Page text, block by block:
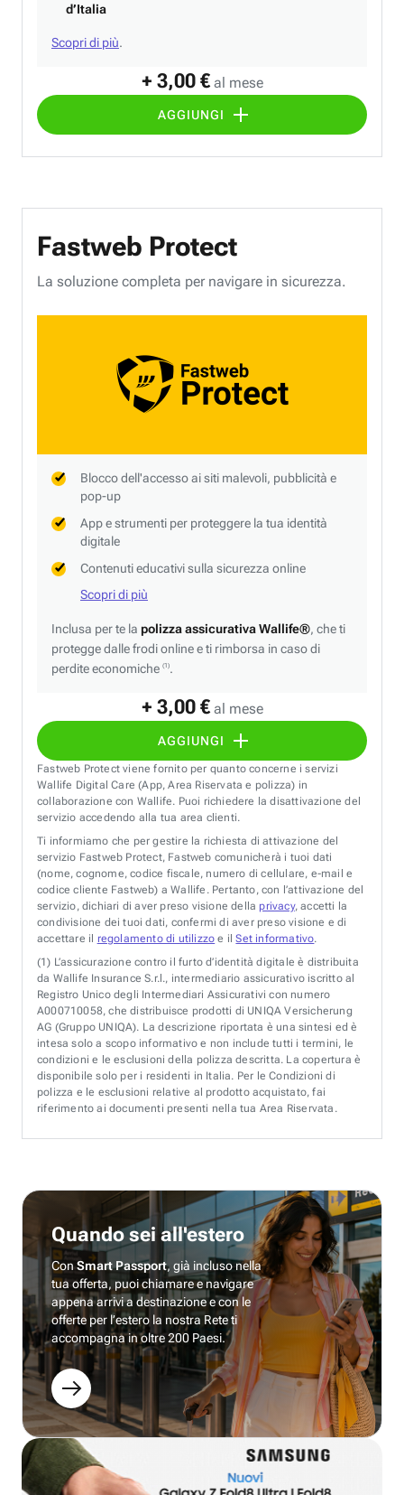
+ 3,00 € al mese
AGGIUNGI
d’Italia
Scopri di più.
Fastweb Protect
+ 3,00 € al mese
AGGIUNGI
La soluzione completa per navigare in sicurezza.
Blocco dell'accesso ai siti malevoli, pubblicità e
pop-up
App e strumenti per proteggere la tua identità
digitale
Contenuti educativi sulla sicurezza online
Scopri di più
Inclusa per te la polizza assicurativa Wallife®, che ti
protegge dalle frodi online e ti rimborsa in caso di
perdite economiche (1).
Fastweb Protect viene fornito per quanto concerne i servizi
Wallife Digital Care (App, Area Riservata e polizza) in
collaborazione con Wallife. Puoi richiedere la disattivazione del
servizio accedendo alla tua area clienti.
Ti informiamo che per gestire la richiesta di attivazione del
servizio Fastweb Protect, Fastweb comunicherà i tuoi dati
(nome, cognome, codice fiscale, numero di cellulare, e-mail e
codice cliente Fastweb) a Wallife. Pertanto, con l’attivazione del
servizio, dichiari di aver preso visione della privacy, accetti la
condivisione dei tuoi dati, confermi di aver preso visione e di
accettare il regolamento di utilizzo e ilSet informativo.
(1) L’assicurazione contro il furto d’identità digitale è distribuita
da Wallife Insurance S.r.l., intermediario assicurativo iscritto al
Registro Unico degli Intermediari Assicurativi con numero
A000710058, che distribuisce prodotti di UNIQA Versicherung
AG (Gruppo UNIQA). La descrizione riportata è una sintesi ed è
intesa solo a scopo informativo e non include tutti i termini, le
condizioni e le esclusioni della polizza descritta. La copertura è
disponibile solo per i residenti in Italia. Per le Condizioni di
polizza e le esclusioni relative al prodotto acquistato, fai
riferimento ai documenti presenti nella tua Area Riservata.
Quando sei all'estero
ConSmart Passport, già incluso nella
tua offerta, puoi chiamare e navigare
appena arrivi a destinazione e con le
offerte per l’estero la nostra Rete ti
accompagna in oltre 200 Paesi.